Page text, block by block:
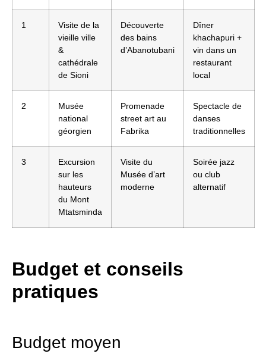
1
Visite de la
vieille ville
&
cathédrale
de Sioni
Découverte
des bains
d’Abanotubani
Dîner
khachapuri +
vin dans un
restaurant
local
2
Musée
national
géorgien
Promenade
street art au
Fabrika
Spectacle de
danses
traditionnelles
3
Excursion
sur les
hauteurs
du Mont
Mtatsminda
Visite du
Musée d’art
moderne
Soirée jazz
ou club
alternatif
Budget et conseils
pratiques
Budget moyen